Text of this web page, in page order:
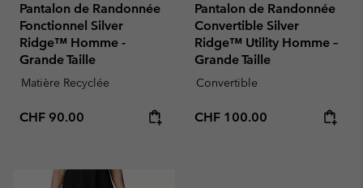
Pantalon de Randonnée
Fonctionnel Silver
Ridge™ Homme -
Grande Taille
Matière Recyclée
Regular price:
CHF 90.00
Pantalon de Randonnée
Convertible Silver
Ridge™ Utility Homme –
Grande Taille
Convertible
Regular price:
CHF 100.00